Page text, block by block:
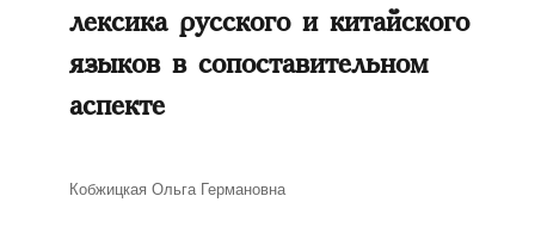
лексика русского и китайского
языков в сопоставительном
аспекте
Автор
Кобжицкая Ольга Германовна